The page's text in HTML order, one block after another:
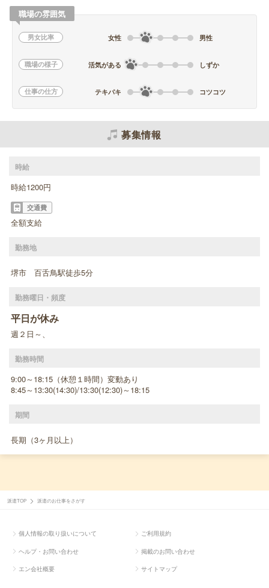
職場の雰囲気
男女比率 女性 男性
職場の様子 活気がある しずか
仕事の仕方 テキパキ コツコツ
募集情報
時給
時給1200円
交通費
全額支給
勤務地
堺市 百舌鳥駅徒歩5分
勤務曜日・頻度
平日が休み
週２日～、
勤務時間
9:00～18:15（休憩１時間）変動あり
8:45～13:30(14:30)/13:30(12:30)～18:15
期間
長期（3ヶ月以上）
派遣TOP 派遣のお仕事をさがす
個人情報の取り扱いについて ご利用規約
ヘルプ・お問い合わせ 掲載のお問い合わせ
エン会社概要 サイトマップ